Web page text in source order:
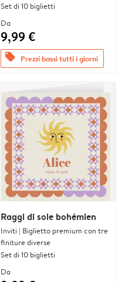
Set di 10 biglietti
Da
9,99 €
offers Prezzi bassi tutti i giorni
Raggi di sole bohémien
Inviti | Biglietto premium con tre
finiture diverse
Set di 10 biglietti
Da